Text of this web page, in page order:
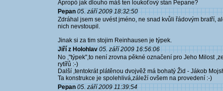
Apropó jak dlouho máš ten loukoťový stan Pepane?
Pepan 05. září 2009 18:32:50
Zdráhal jsem se uvést jméno, ne snad kvůli řádovým bratří,
nich nevstoupil.
Jinak si za tim stojim Reinhausen je týpek.
Jiří z Holohlav 05. září 2009 16:56:06
No ,"týpek",to není zrovna pěkné označení pro Jeho Milost
rytířů :-)
Další ,tentokrát plátěnou dvojvěž má bohatý Žid - Jákob
Ta konstrukce je spolehlivá,záleží ovšem na provedení :-)
Pepan 05. září 2009 11:39:54